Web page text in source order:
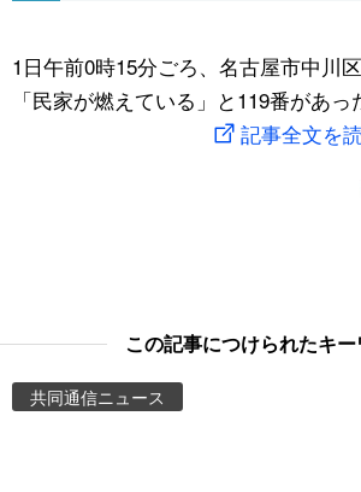
文化
動画/Live
スポーツ・東京2020
1日午前0時15分ごろ、名古屋市中川
「民家が燃えている」と119番があ
記事全文を
この記事につけられたキ
共同通信ニュース